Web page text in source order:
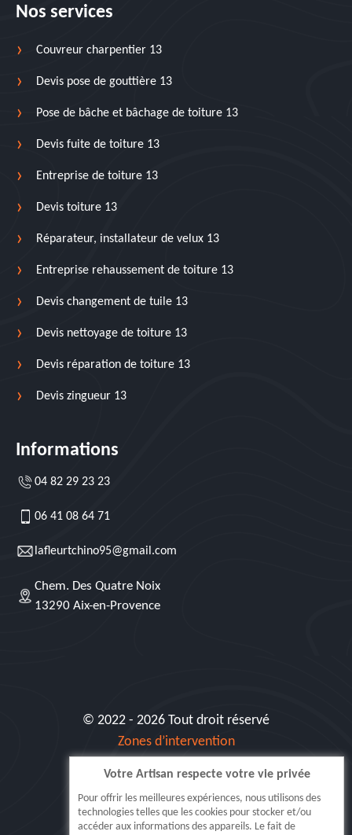
Nos services
Couvreur charpentier 13
Devis pose de gouttière 13
Pose de bâche et bâchage de toiture 13
Devis fuite de toiture 13
Entreprise de toiture 13
Devis toiture 13
Réparateur, installateur de velux 13
Entreprise rehaussement de toiture 13
Devis changement de tuile 13
Devis nettoyage de toiture 13
Devis réparation de toiture 13
Devis zingueur 13
Informations
04 82 29 23 23
06 41 08 64 71
lafleurtchino95@gmail.com
Chem. Des Quatre Noix
13290 Aix-en-Provence
© 2022 - 2026 Tout droit réservé
Zones d’intervention
Siret: 515 062 404 000 30
Votre Artisan respecte votre vie privée
Pour offrir les meilleures expériences, nous utilisons des
technologies telles que les cookies pour stocker et/ou
accéder aux informations des appareils. Le fait de